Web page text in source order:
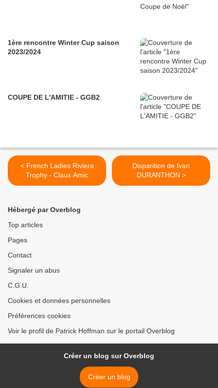
1ère rencontre Winter Cup saison
2023/2024
COUPE DE L'AMITIE - GGB2
< French Ladies Riviera
Trophy - Claux Amic
Disparition de Ivan
DURANTHON >
Hébergé par Overblog
Top articles
Pages
Contact
Signaler un abus
C.G.U.
Cookies et données personnelles
Préférences cookies
Voir le profil de Patrick Hoffman sur le portail Overblog
Créer un blog sur Overblog
Créer un blog